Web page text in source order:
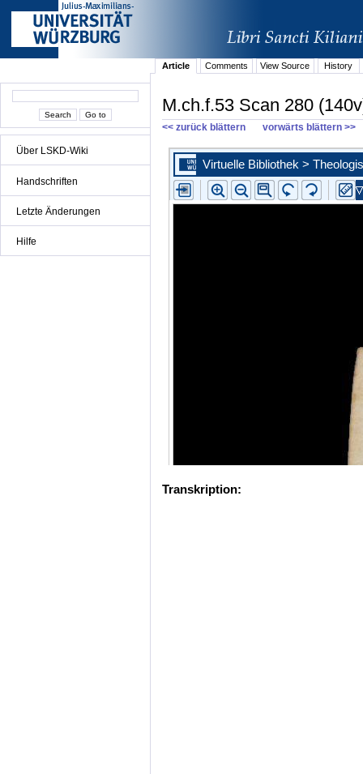
Über LSKD-Wiki
Handschriften
Letzte Änderungen
Hilfe
Article Comments View Source History
M.ch.f.53 Scan 280
<< zurück blättern vorwärts blättern >>
Transkription: